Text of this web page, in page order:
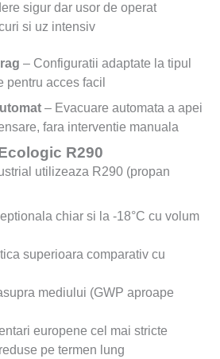
sigur dar usor de operat
si uz intensiv
– Configuratii adaptate la tipul
pentru acces facil
– Evacuare automata a apei
fara interventie manuala
R290
utilizeaza R290 (propan
chiar si la -18°C cu volum
superioara comparativ cu
mediului (GWP aproape
europene cel mai stricte
pe termen lung